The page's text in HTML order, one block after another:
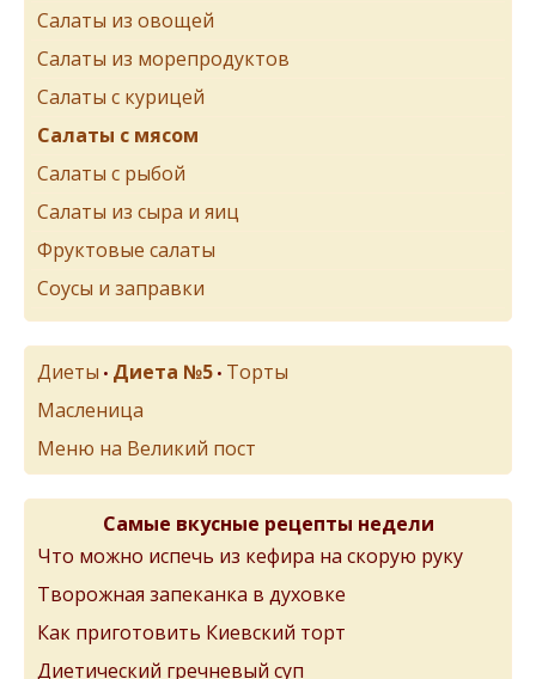
Салаты из овощей
Салаты из морепродуктов
Салаты с курицей
Салаты с мясом
Салаты с рыбой
Салаты из сыра и яиц
Фруктовые салаты
Соусы и заправки
Диеты • Диета №5 • Торты
Масленица
Меню на Великий пост
Самые вкусные рецепты недели
Что можно испечь из кефира на скорую руку
Творожная запеканка в духовке
Как приготовить Киевский торт
Диетический гречневый суп